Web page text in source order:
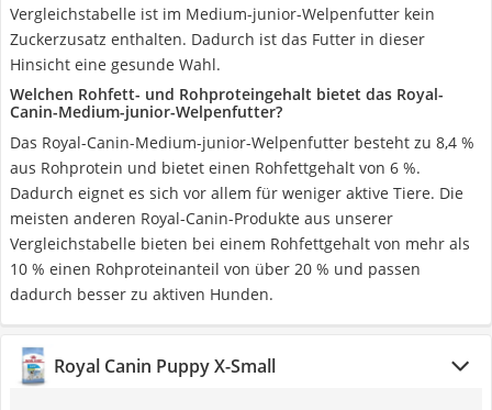
Vergleichstabelle ist im Medium-junior-Welpenfutter kein
Zuckerzusatz enthalten. Dadurch ist das Futter in dieser
Hinsicht eine gesunde Wahl.
Welchen Rohfett- und Rohproteingehalt bietet das Royal-
Canin-Medium-junior-Welpenfutter?
Das Royal-Canin-Medium-junior-Welpenfutter besteht zu 8,4 %
aus Rohprotein und bietet einen Rohfettgehalt von 6 %.
Dadurch eignet es sich vor allem für weniger aktive Tiere. Die
meisten anderen Royal-Canin-Produkte aus unserer
Vergleichstabelle bieten bei einem Rohfettgehalt von mehr als
10 % einen Rohproteinanteil von über 20 % und passen
dadurch besser zu aktiven Hunden.
Royal Canin Puppy X-Small